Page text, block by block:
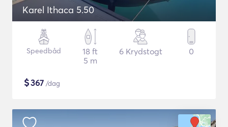
Karel Ithaca 5.50
Speedbåd
18 ft
5 m
6 Krydstogt 0
$367 /dag